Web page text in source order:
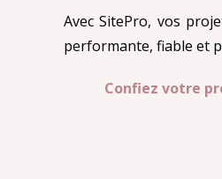
Avec SitePro, vos
performante, fiable et
Confiez votre